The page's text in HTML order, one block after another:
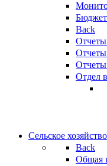
Back
Отчеты
Отдел
Сельское
Back
Общая